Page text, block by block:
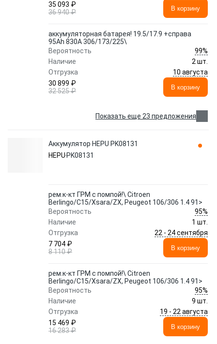
35 093 ₽
36 940 ₽
В корзину
аккумуляторная батарея! 19.5/17.9 +справа
95Ah 830A 306/173/225\
Вероятность
99%
Наличие
2 шт.
Отгрузка
10 августа
30 899 ₽
32 525 ₽
В корзину
Показать еще 23 предложения
Аккумулятор HEPU PK08131
HEPU PK08131
рем.к-кт ГРМ с помпой!\ Citroen
Berlingo/C15/Xsara/ZX, Peugeot 106/306 1.4 91>
Вероятность
95%
Наличие
1 шт.
Отгрузка
22 - 24 сентября
7 704 ₽
8 110 ₽
В корзину
рем.к-кт ГРМ с помпой!\ Citroen
Berlingo/C15/Xsara/ZX, Peugeot 106/306 1.4 91>
Вероятность
95%
Наличие
9 шт.
Отгрузка
19 - 22 августа
15 469 ₽
16 283 ₽
В корзину